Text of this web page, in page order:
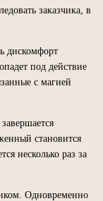
заказчика, в
дискомфорт
под действие
с магией
становится
несколько раз за
Одновременно